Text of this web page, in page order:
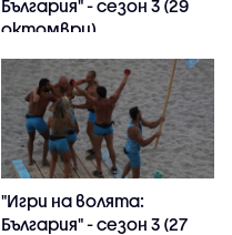
България" - сезон 3 (29
октомври)
"Игри на волята:
България" - сезон 3 (27